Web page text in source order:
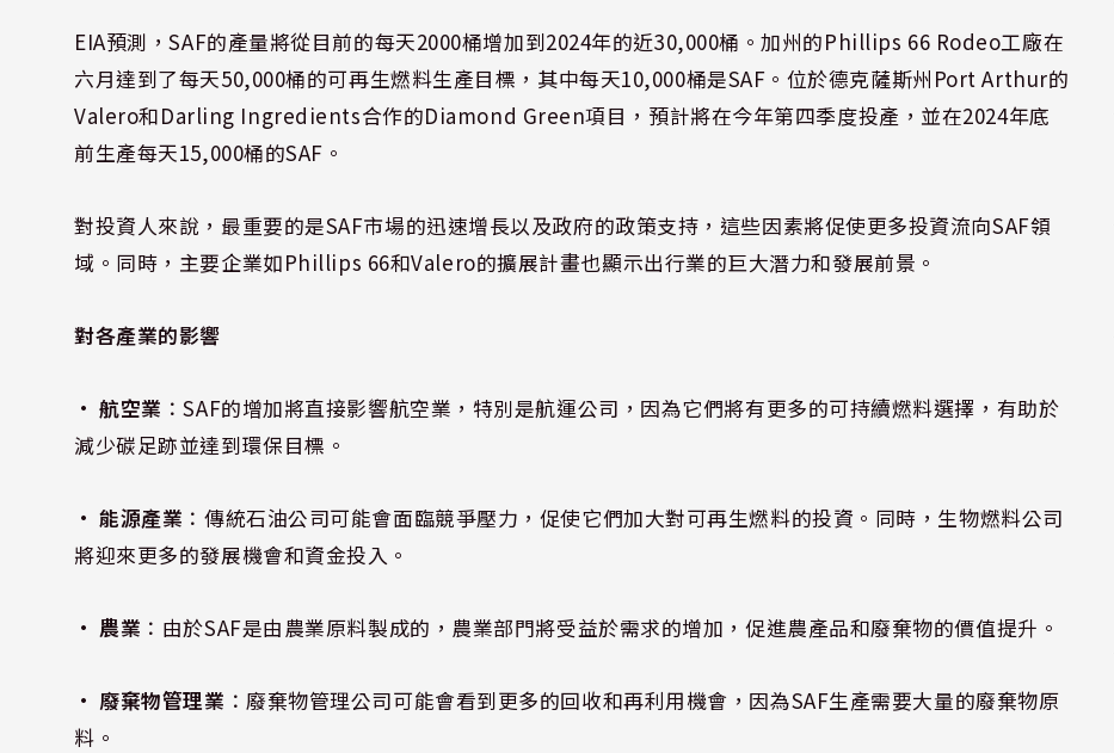
EIA預測，SAF的產量將從目前的每天2000桶增加到2024年的近30,000桶。加州的Phillips 66 Rodeo工廠在
六月達到了每天50,000桶的可再生燃料生產目標，其中每天10,000桶是SAF。位於德克薩斯州Port Arthur的
Valero和Darling Ingredients合作的Diamond Green項目，預計將在今年第四季度投產，並在2024年底
前生產每天15,000桶的SAF。
對投資人來說，最重要的是SAF市場的迅速增長以及政府的政策支持，這些因素將促使更多投資流向SAF領
域。同時，主要企業如Phillips 66和Valero的擴展計畫也顯示出行業的巨大潛力和發展前景。
對各產業的影響
• 航空業 ：SAF的增加將直接影響航空業，特別是航運公司，因為它們將有更多的可持續燃料選擇，有助於
減少碳足跡並達到環保目標。
• 能源產業 ：傳統石油公司可能會面臨競爭壓力，促使它們加大對可再生燃料的投資。同時，生物燃料公司
將迎來更多的發展機會和資金投入。
• 農業 ：由於SAF是由農業原料製成的，農業部門將受益於需求的增加，促進農產品和廢棄物的價值提升。
• 廢棄物管理業 ：廢棄物管理公司可能會看到更多的回收和再利用機會，因為SAF生產需要大量的廢棄物原
料。